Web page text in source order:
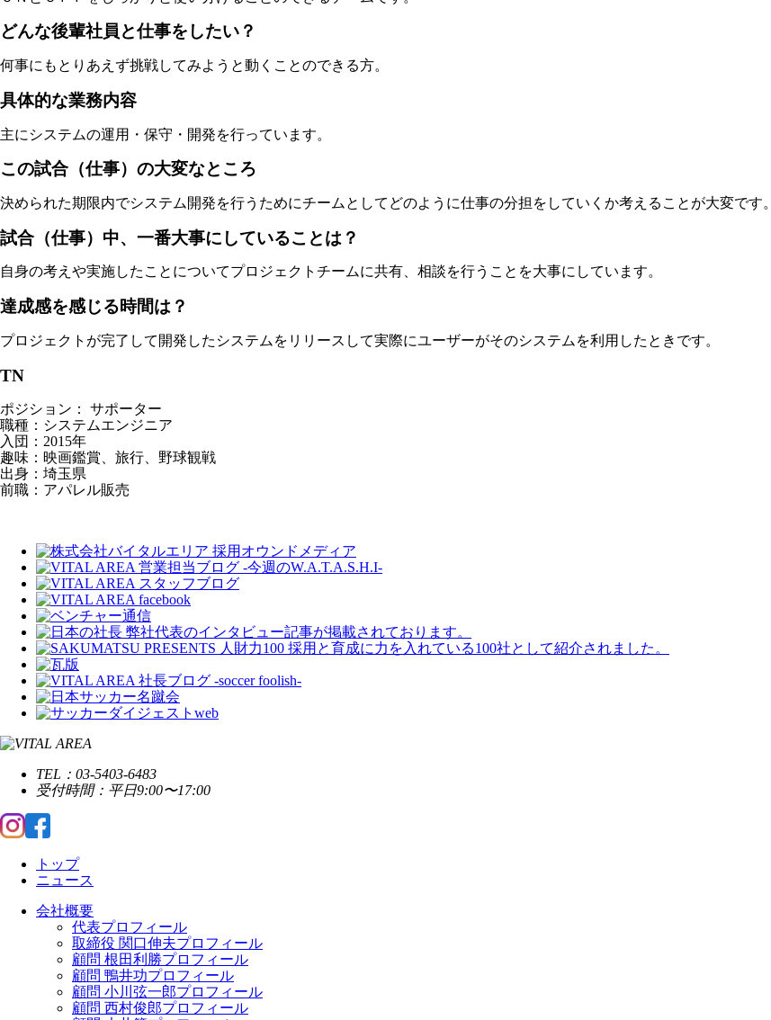
どんな後輩社員と仕事をしたい？
何事にもとりあえず挑戦してみようと動くことのできる方。
具体的な業務内容
主にシステムの運用・保守・開発を行っています。
この試合（仕事）の大変なところ
決められた期限内でシステム開発を行うためにチームとしてどのように仕事の分担をしていくか考えることが大変です。
試合（仕事）中、一番大事にしていることは？
自身の考えや実施したことについてプロジェクトチームに共有、相談を行うことを大事にしています。
達成感を感じる時間は？
プロジェクトが完了して開発したシステムをリリースして実際にユーザーがそのシステムを利用したときです。
TN
ポジション： サポーター
職種：システムエンジニア
入団：2015年
趣味：映画鑑賞、旅行、野球観戦
出身：埼玉県
前職：アパレル販売
TEL：03-5403-6483
受付時間：平日9:00〜17:00
トップ
ニュース
会社概要
代表プロフィール
取締役 関口伸夫プロフィール
顧問 根田利勝プロフィール
顧問 鴨井功プロフィール
顧問 小川弦一郎プロフィール
顧問 西村俊郎プロフィール